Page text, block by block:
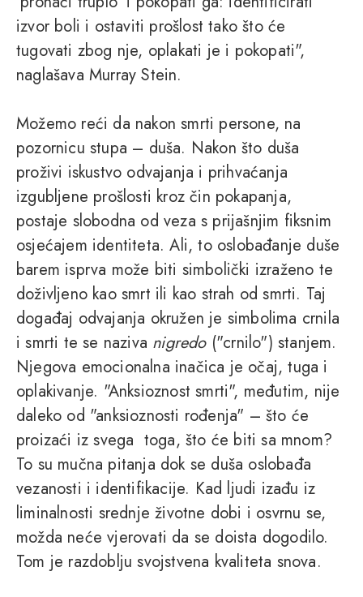
izvor boli i ostaviti prošlost tako što će
tugovati zbog nje, oplakati je i pokopati",
naglašava Murray Stein.
Možemo reći da nakon smrti persone, na
pozornicu stupa – duša. Nakon što duša
proživi iskustvo odvajanja i prihvaćanja
izgubljene prošlosti kroz čin pokapanja,
postaje slobodna od veza s prijašnjim fiksnim
osjećajem identiteta. Ali, to oslobađanje duše
barem isprva može biti simbolički izraženo te
doživljeno kao smrt ili kao strah od smrti. Taj
događaj odvajanja okružen je simbolima crnila
i smrti te se naziva nigredo("crnilo") stanjem.
Njegova emocionalna inačica je očaj, tuga i
oplakivanje. "Anksioznost smrti", međutim, nije
daleko od "anksioznosti rođenja" – što će
proizaći iz svega toga, što će biti sa mnom?
To su mučna pitanja dok se duša oslobađa
vezanosti i identifikacije. Kad ljudi izađu iz
liminalnosti srednje životne dobi i osvrnu se,
možda neće vjerovati da se doista dogodilo.
Tom je razdoblju svojstvena kvaliteta snova.